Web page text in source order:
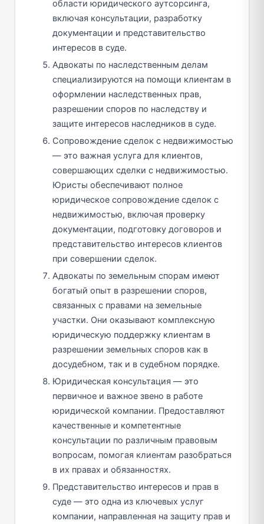
области юридического аутсорсинга,
включая консультации, разработку
документации и представительство
интересов в суде.
Адвокаты по наследственным делам
специализируются на помощи клиентам в
оформлении наследственных прав,
разрешении споров по наследству и
защите интересов наследников в суде.
Сопровождение сделок с недвижимостью
— это важная услуга для клиентов,
совершающих сделки с недвижимостью.
Юристы обеспечивают полное
юридическое сопровождение сделок с
недвижимостью, включая проверку
документации, подготовку договоров и
представительство интересов клиентов
при совершении сделок.
Адвокаты по земельным спорам имеют
богатый опыт в разрешении споров,
связанных с правами на земельные
участки. Они оказывают комплексную
юридическую поддержку клиентам в
разрешении земельных споров как в
досудебном, так и в судебном порядке.
Юридическая консультация — это
первичное и важное звено в работе
юридической компании. Предоставляют
качественные и компетентные
консультации по различным правовым
вопросам, помогая клиентам разобраться
в их правах и обязанностях.
Представительство интересов и прав в
суде — это одна из ключевых услуг
компании, направленная на защиту прав и